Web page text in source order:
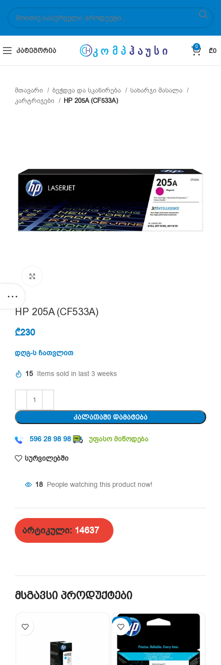
ᲙᲐᲢᲔᲒᲝᲠᲘᲐ
0
₾0
მთავარი ბეჭდვა და სკანირება
სახარჯი მასალა
კარტრიჯები
HP 205A (CF533A)
HP 205A (CF533A)
₾230
დღგ-ს ჩათვლით
15 Items sold in last 3 weeks
ᲙᲐᲚᲐᲗᲐᲨᲘ ᲓᲐᲛᲐᲢᲔᲑᲐ
596 28 98 98 უფასო მიწოდება
სურვილებში
18 People watching this product now!
არტიკული: 14637
მსგავსი პროდუქტები
-2%